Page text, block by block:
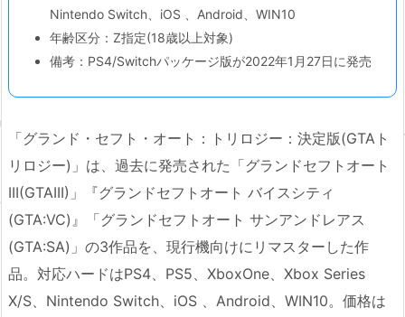
Nintendo Switch、iOS 、Android、WIN10
年齢区分：Z指定(18歳以上対象)
備考：PS4/Switchパッケージ版が2022年1月27日に発売
「グランド・セフト・オート：トリロジー：決定版(GTAト
リロジー)」は、過去に発売された「グランドセフトオート
III(GTAIII)」『グランドセフトオート バイスシティ
(GTA:VC)』「グランドセフトオート サンアンドレアス
(GTA:SA)」の3作品を、現行機向けにリマスターした作
品。対応ハードはPS4、PS5、XboxOne、Xbox Series
X/S、Nintendo Switch、iOS 、Android、WIN10。価格は